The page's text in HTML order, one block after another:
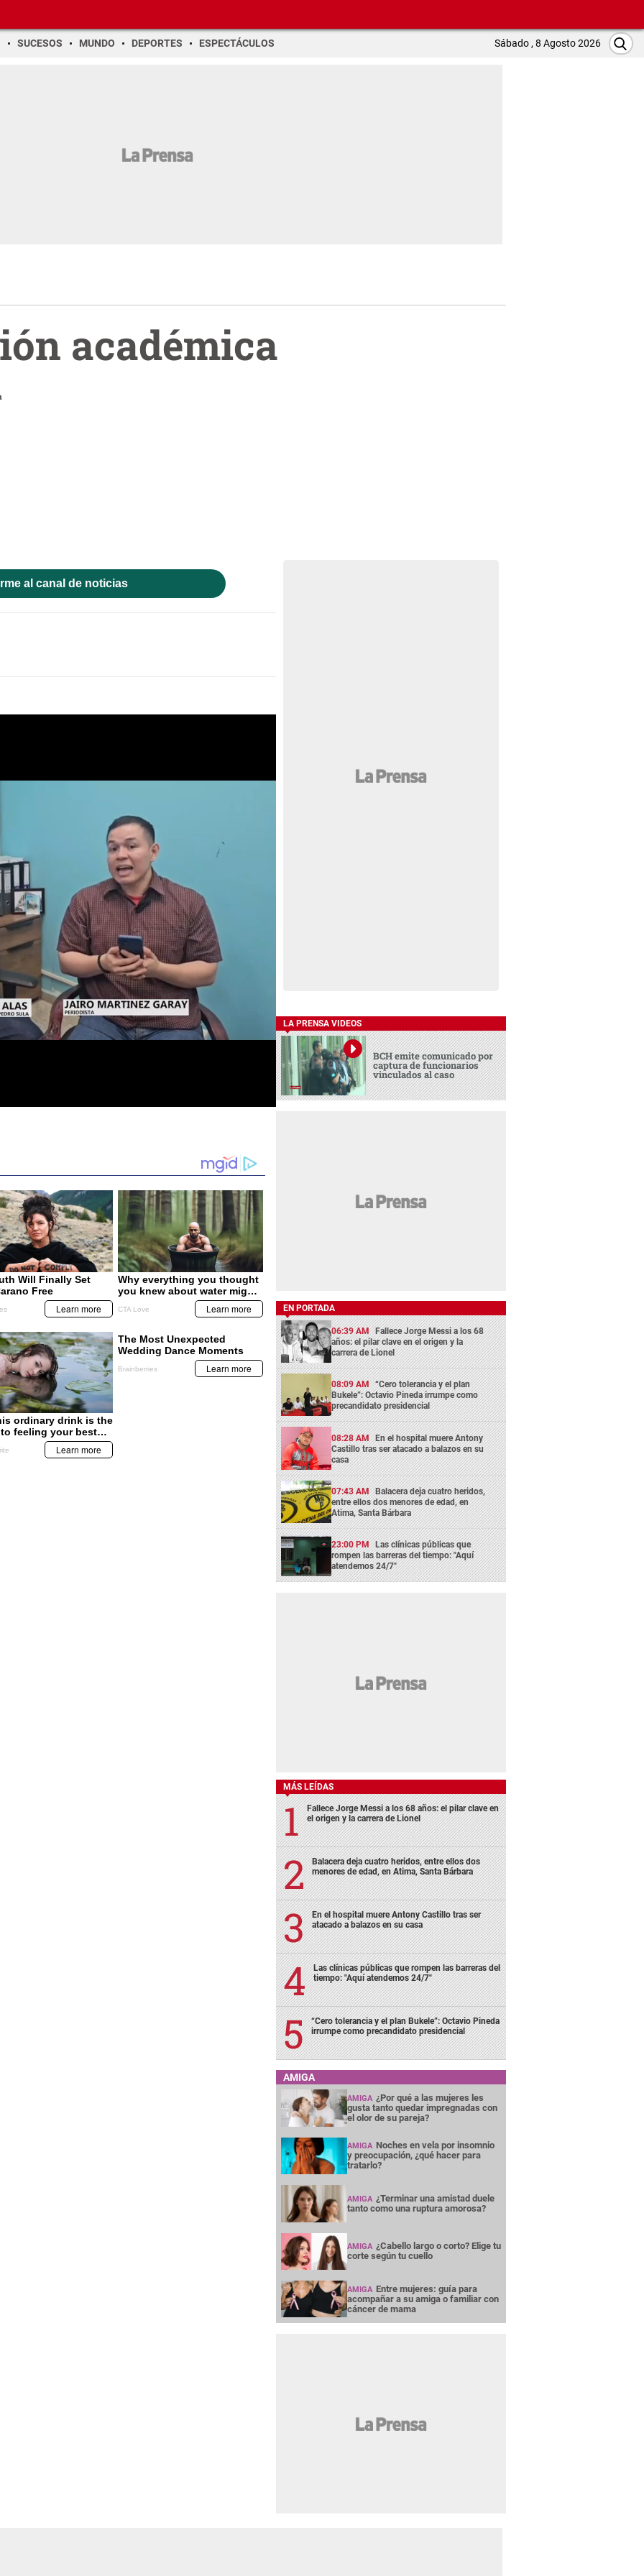
SUCESOS MUNDO DEPORTES ESPECTÁCULOS Sábado , 8 Agosto 2026
académica
al canal de noticias
LA PRENSA VIDEOS
BCH emite comunicado por
captura de funcionarios
vinculados al caso
EN PORTADA
06:39 AM Fallece Jorge Messi a los 68
años: el pilar clave en el origen y la
carrera de Lionel
08:09 AM “Cero tolerancia y el plan
Bukele”: Octavio Pineda irrumpe como
precandidato presidencial
08:28 AM En el hospital muere Antony
Castillo tras ser atacado a balazos en su
casa
07:43 AM Balacera deja cuatro heridos,
entre ellos dos menores de edad, en
Atima, Santa Bárbara
23:00 PM Las clínicas públicas que
rompen las barreras del tiempo: "Aquí
atendemos 24/7"
MÁS LEÍDAS
Fallece Jorge Messi a los 68 años: el pilar clave en
el origen y la carrera de Lionel
Balacera deja cuatro heridos, entre ellos dos
menores de edad, en Atima, Santa Bárbara
En el hospital muere Antony Castillo tras ser
atacado a balazos en su casa
Las clínicas públicas que rompen las barreras del
tiempo: "Aquí atendemos 24/7"
“Cero tolerancia y el plan Bukele”: Octavio Pineda
irrumpe como precandidato presidencial
AMIGA
AMIGA ¿Por qué a las mujeres les
gusta tanto quedar impregnadas con
el olor de su pareja?
AMIGA Noches en vela por insomnio
y preocupación, ¿qué hacer para
tratarlo?
AMIGA ¿Terminar una amistad duele
tanto como una ruptura amorosa?
AMIGA ¿Cabello largo o corto? Elige tu
corte según tu cuello
AMIGA Entre mujeres: guía para
acompañar a su amiga o familiar con
cáncer de mama